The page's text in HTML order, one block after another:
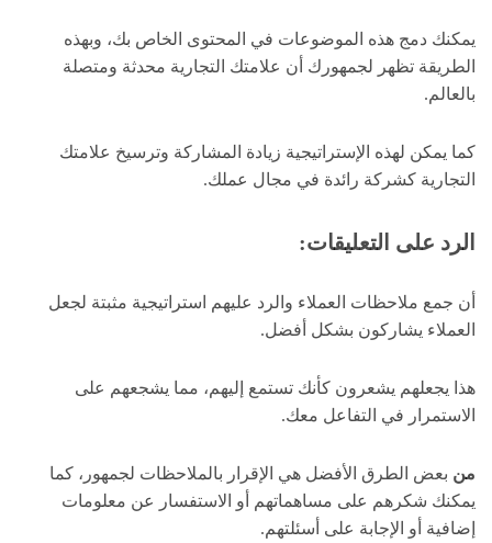
يمكنك دمج هذه الموضوعات في المحتوى الخاص بك، وبهذه
الطريقة تظهر لجمهورك أن علامتك التجارية محدثة ومتصلة
بالعالم.
كما يمكن لهذه الإستراتيجية زيادة المشاركة وترسيخ علامتك
التجارية كشركة رائدة في مجال عملك.
الرد على التعليقات:
أن جمع ملاحظات العملاء والرد عليهم استراتيجية مثبتة لجعل
العملاء يشاركون بشكل أفضل.
هذا يجعلهم يشعرون كأنك تستمع إليهم، مما يشجعهم على
الاستمرار في التفاعل معك.
من بعض الطرق الأفضل هي الإقرار بالملاحظات لجمهور، كما
يمكنك شكرهم على مساهماتهم أو الاستفسار عن معلومات
إضافية أو الإجابة على أسئلتهم.